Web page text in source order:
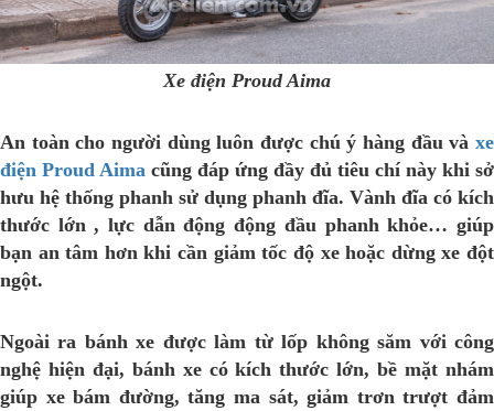
Xe điện Proud Aima
An toàn cho người dùng luôn được chú ý hàng đầu và xe
điện Proud Aima cũng đáp ứng đầy đủ tiêu chí này khi sở
hưu hệ thống phanh sử dụng phanh đĩa. Vành đĩa có kích
thước lớn , lực dẫn động động đầu phanh khỏe… giúp
bạn an tâm hơn khi cần giảm tốc độ xe hoặc dừng xe đột
ngột.
Ngoài ra bánh xe được làm từ lốp không săm với công
nghệ hiện đại, bánh xe có kích thước lớn, bề mặt nhám
giúp xe bám đường, tăng ma sát, giảm trơn trượt đảm